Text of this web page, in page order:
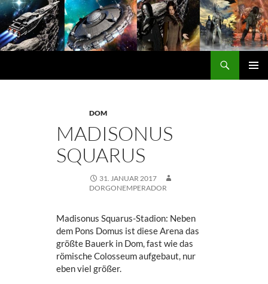
Zum
Inhalt
springen
DOM
MADISONUS
SQUARUS
31. JANUAR 2017
DORGONEMPERADOR
Madisonus Squarus-Stadion: Neben
dem Pons Domus ist diese Arena das
größte Bauerk in Dom, fast wie das
römische Colosseum aufgebaut, nur
eben viel größer.